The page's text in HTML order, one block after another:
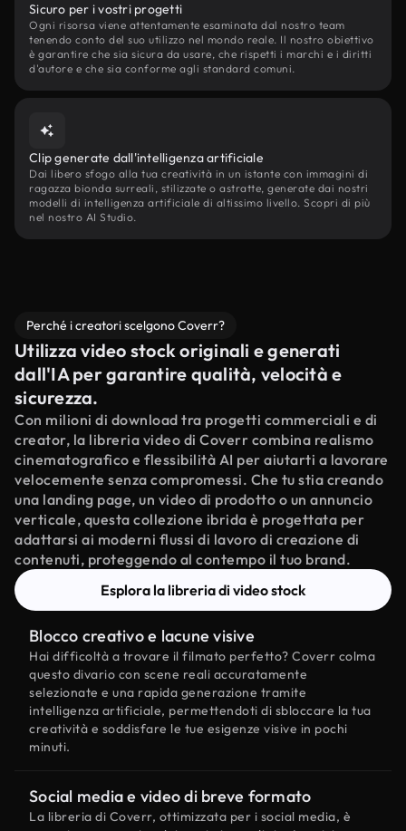
Sicuro per i vostri progetti
Ogni risorsa viene attentamente esaminata dal nostro team
tenendo conto del suo utilizzo nel mondo reale. Il nostro obiettivo
è garantire che sia sicura da usare, che rispetti i marchi e i diritti
d'autore e che sia conforme agli standard comuni.
Clip generate dall'intelligenza artificiale
Dai libero sfogo alla tua creatività in un istante con immagini di
ragazza bionda surreali, stilizzate o astratte, generate dai nostri
modelli di intelligenza artificiale di altissimo livello. Scopri di più
nel nostro AI Studio.
Perché i creatori scelgono Coverr?
Utilizza video stock originali e generati
dall'IA per garantire qualità, velocità e
sicurezza.
Con milioni di download tra progetti commerciali e di
creator, la libreria video di Coverr combina realismo
cinematografico e flessibilità AI per aiutarti a lavorare
velocemente senza compromessi. Che tu stia creando
una landing page, un video di prodotto o un annuncio
verticale, questa collezione ibrida è progettata per
adattarsi ai moderni flussi di lavoro di creazione di
contenuti, proteggendo al contempo il tuo brand.
Esplora la libreria di video stock
Blocco creativo e lacune visive
Hai difficoltà a trovare il filmato perfetto? Coverr colma
questo divario con scene reali accuratamente
selezionate e una rapida generazione tramite
intelligenza artificiale, permettendoti di sbloccare la tua
creatività e soddisfare le tue esigenze visive in pochi
minuti.
Social media e video di breve formato
La libreria di Coverr, ottimizzata per i social media, è